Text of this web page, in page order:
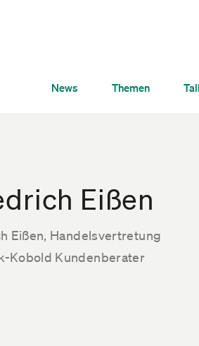
News Themen
Eißen
Eißen, Handelsvertretung
Kobold Kundenberater